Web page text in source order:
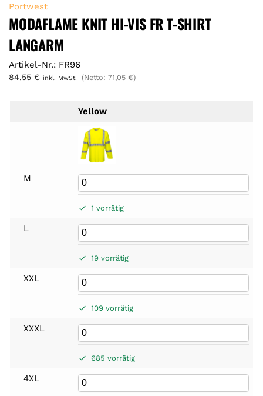
Portwest
MODAFLAME KNIT HI-VIS FR T-SHIRT
LANGARM
Artikel-Nr.: FR96
84,55 € inkl. MwSt. (Netto: 71,05 €)
Yellow
M
1 vorrätig
L
19 vorrätig
XXL
109 vorrätig
XXXL
685 vorrätig
4XL